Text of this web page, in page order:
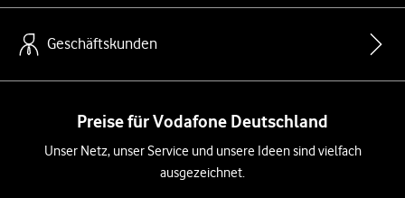
Geschäftskunden
Preise für Vodafone Deutschland
Unser Netz, unser Service und unsere Ideen sind vielfach
ausgezeichnet.